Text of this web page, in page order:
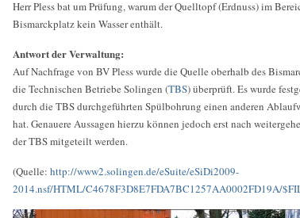
Herr Pless bat um Prüfung, warum der Quelltopf (Erdnuss) im
Bismarckplatz kein Wasser enthält.
Antwort der Verwaltung:
Auf Nachfrage von BV Pless wurde die Quelle oberhalb des
die Technischen Betriebe Solingen (TBS) überprüft. Es wurde
durch die TBS durchgeführten Spülbohrung einen anderen
hat. Genauere Aussagen hierzu können jedoch erst nach
der TBS mitgeteilt werden.
(Quelle: http://www2.solingen.de/eSuite/eSiDi2009-
2014.nsf/HTML/C4678F3D8E7FDA7BC1257AA0002FD19A/